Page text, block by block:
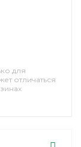
для
отличаться